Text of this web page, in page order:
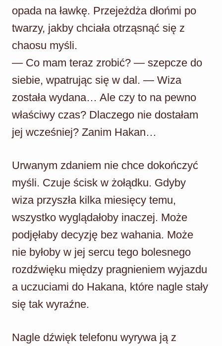
opada na ławkę. Przejeżdża dłońmi po
twarzy, jakby chciała otrząsnąć się z
chaosu myśli.
— Co mam teraz zrobić? — szepcze do
siebie, wpatrując się w dal. — Wiza
została wydana… Ale czy to na pewno
właściwy czas? Dlaczego nie dostałam
jej wcześniej? Zanim Hakan…
Urwanym zdaniem nie chce dokończyć
myśli. Czuje ścisk w żołądku. Gdyby
wiza przyszła kilka miesięcy temu,
wszystko wyglądałoby inaczej. Może
podjęłaby decyzję bez wahania. Może
nie byłoby w jej sercu tego bolesnego
rozdźwięku między pragnieniem wyjazdu
a uczuciami do Hakana, które nagle stały
się tak wyraźne.
Nagle dźwięk telefonu wyrywa ją z